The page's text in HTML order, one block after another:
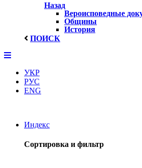
Назад
Вероисповедные
Общины
История
ПОИСК
УКР
РУС
ENG
Индекс
Сортировка и фильтр